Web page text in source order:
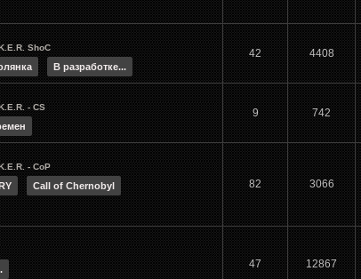
ShoC
В разработке...
42 4408
- CS 9 742
- CoP
Call of Chernobyl 82 3066
47 12867